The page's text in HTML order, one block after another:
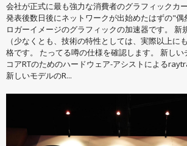
会社が正式に最も強力な消費者のグラフィックカ
発表後数日後にネットワークが出始めたはずの"
ロガーイメージのグラフィックの加速器です。 新
（少なくとも、技術の特性としては、実際以上に
格です。 たってる噂の仕様を確認します。 新しい
コアRTのためのハードウェア-アシストによる
新しいモデルのR...